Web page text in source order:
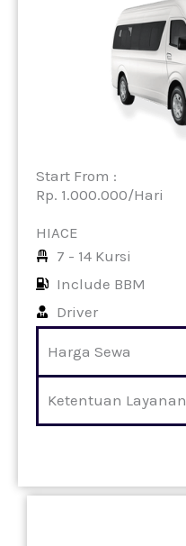
Start From :
Rp. 1.000.000/Hari
HIACE
7 - 14 Kursi
Include BBM
Driver
Harga Sewa
Ketentuan Layanan